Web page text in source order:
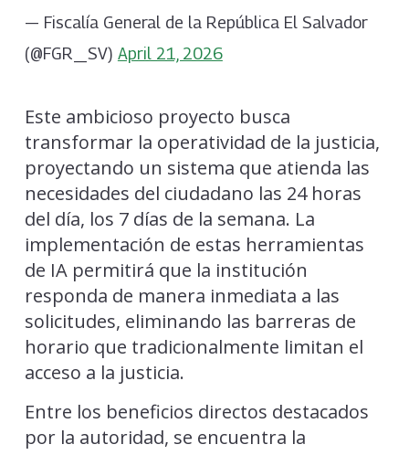
— Fiscalía General de la República El Salvador
(@FGR_SV) April 21, 2026
Este ambicioso proyecto busca
transformar la operatividad de la justicia,
proyectando un sistema que atienda las
necesidades del ciudadano las 24 horas
del día, los 7 días de la semana. La
implementación de estas herramientas
de IA permitirá que la institución
responda de manera inmediata a las
solicitudes, eliminando las barreras de
horario que tradicionalmente limitan el
acceso a la justicia.
Entre los beneficios directos destacados
por la autoridad, se encuentra la